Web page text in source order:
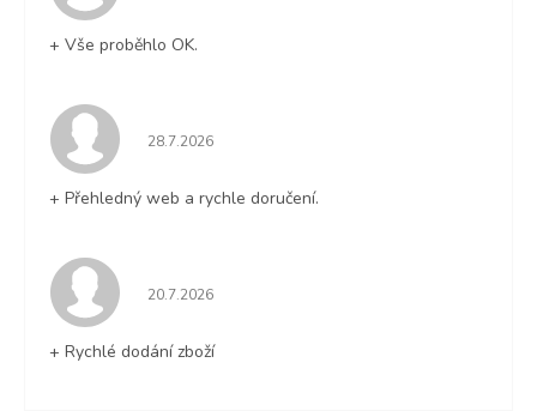
+ Vše proběhlo OK.
Hodnocení obchodu je 5 z 5 hvězdiček.
28.7.2026
+ Přehledný web a rychle doručení.
Hodnocení obchodu je 5 z 5 hvězdiček.
20.7.2026
+ Rychlé dodání zboží